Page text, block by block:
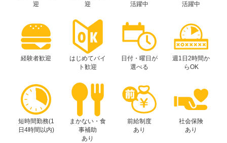
迎
迎
活躍中
活躍中
経験者歓迎
はじめてバイ
ト歓迎
日付・曜日が
選べる
週1日2時間か
らOK
短時間勤務(1
日4時間以内)
まかない・食
事補助
あり
前給制度
あり
社会保険
あり